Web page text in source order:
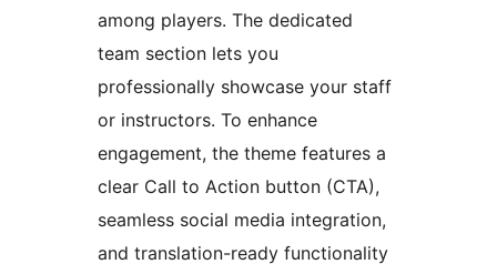
among players. The dedicated
team section lets you
professionally showcase your staff
or instructors. To enhance
engagement, the theme features a
clear Call to Action button (CTA),
seamless social media integration,
and translation-ready functionality